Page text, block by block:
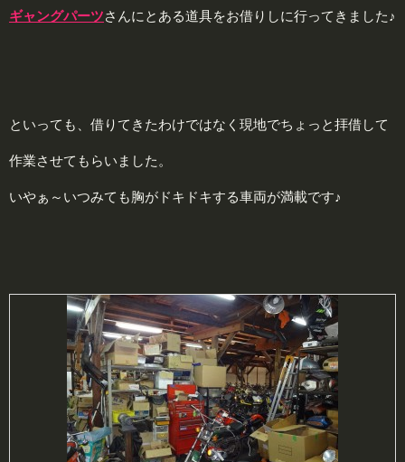
ギャングパーツさんにとある道具をお借りしに行ってきました♪
といっても、借りてきたわけではなく現地でちょっと拝借して
作業させてもらいました。
いやぁ～いつみても胸がドキドキする車両が満載です♪